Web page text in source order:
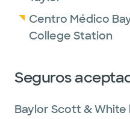
Centro Médico
College Station
Seguros
Baylor Scott &